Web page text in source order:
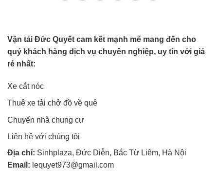
Vận tải Đức Quyết cam kết mạnh mẽ mang đến cho
quý khách hàng dịch vụ chuyên nghiệp, uy tín với giá
rẻ nhất:
Xe cắt nóc
Thuê xe tải chở đồ về quê
Chuyển nhà chung cư
Liên hệ với chúng tôi
Địa chỉ: Sinhplaza, Đức Diễn, Bắc Từ Liêm, Hà Nội
Email: lequyet973@gmail.com